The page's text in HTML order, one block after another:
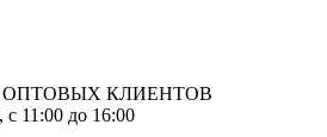
ОПТОВЫХ КЛИЕНТОВ
11:00 до 16:00